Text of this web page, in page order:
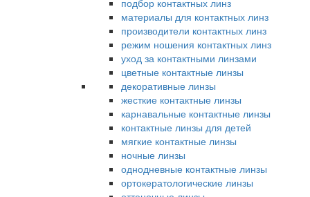
подбор контактных линз
материалы для контактных линз
производители контактных линз
режим ношения контактных линз
уход за контактными линзами
цветные контактные линзы
декоративные линзы
жесткие контактные линзы
карнавальные контактные линзы
контактные линзы для детей
мягкие контактные линзы
ночные линзы
однодневные контактные линзы
ортокератологические линзы